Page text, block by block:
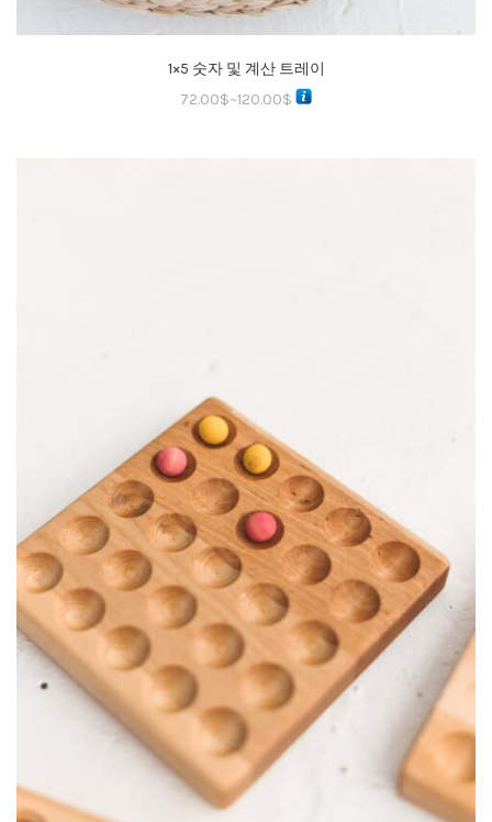
1×5 숫자 및 계산 트레이
72.00$~120.00$